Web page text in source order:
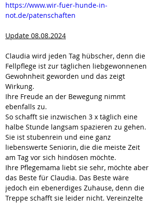
https://www.wir-fuer-hunde-in-
not.de/patenschaften
Update 08.08.2024
Claudia wird jeden Tag hübscher, denn die
Fellpflege ist zur täglichen liebgewonnenen
Gewohnheit geworden und das zeigt
Wirkung.
Ihre Freude an der Bewegung nimmt
ebenfalls zu.
So schafft sie inzwischen 3 x täglich eine
halbe Stunde langsam spazieren zu gehen.
Sie ist stubenrein und eine ganz
liebenswerte Seniorin, die die meiste Zeit
am Tag vor sich hindösen möchte.
Ihre Pflegemama liebt sie sehr, möchte aber
das Beste für Claudia. Das Beste wäre
jedoch ein ebenerdiges Zuhause, denn die
Treppe schafft sie leider nicht. Vereinzelte